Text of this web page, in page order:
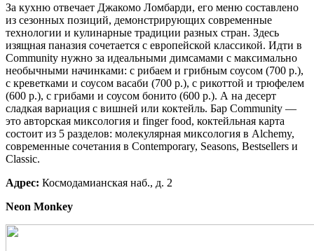
За кухню отвечает Джакомо Ломбарди, его меню составлено
из сезонных позиций, демонстрирующих современные
технологии и кулинарные традиции разных стран. Здесь
изящная паназия сочетается с европейской классикой. Идти в
Community нужно за идеальными димсамами с максимально
необычными начинками: с рибаем и грибным соусом (700 р.),
с креветками и соусом васаби (700 р.), с рикоттой и трюфелем
(600 р.), с грибами и соусом бонито (600 р.). А на десерт
сладкая вариация с вишней или коктейль. Бар Community —
это авторская миксология и finger food, коктейльная карта
состоит из 5 разделов: молекулярная миксология в Alchemy,
современные сочетания в Contemporary, Seasons, Bestsellers и
Classic.
Адрес: Космодамианская наб., д. 2
Neon Monkey